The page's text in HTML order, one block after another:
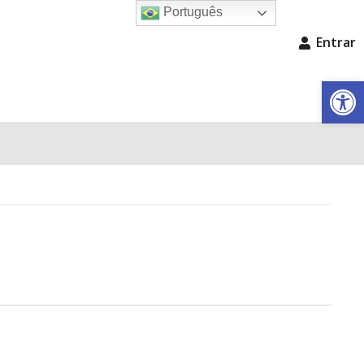
Barra de
Entrar
Português